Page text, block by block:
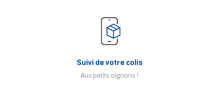
Suivi de votre colis
Aux petits oignons !